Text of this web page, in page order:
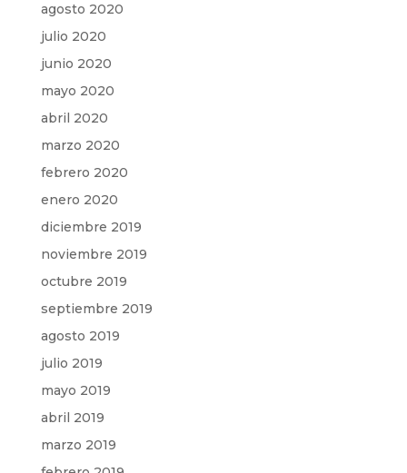
agosto 2020
julio 2020
junio 2020
mayo 2020
abril 2020
marzo 2020
febrero 2020
enero 2020
diciembre 2019
noviembre 2019
octubre 2019
septiembre 2019
agosto 2019
julio 2019
mayo 2019
abril 2019
marzo 2019